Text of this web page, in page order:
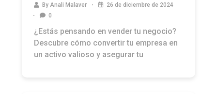
By Anali Malaver
26 de diciembre de 2024
0
¿Estás pensando en vender tu negocio?
Descubre cómo convertir tu empresa en
un activo valioso y asegurar tu